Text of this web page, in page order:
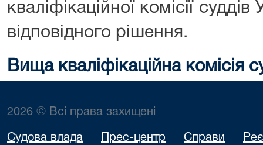
кваліфікаційної комісії
відповідного рішення.
Вища кваліфікаційна комісія
2026 © Всі права захищені
Судова влада Прес-центр Справи